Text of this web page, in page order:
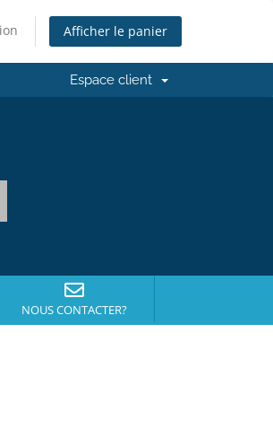
Afficher le panier
Espace client
NOUS CONTACTER?